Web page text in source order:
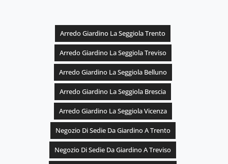
Arredo Giardino La Seggiola Trento
Arredo Giardino La Seggiola Treviso
Arredo Giardino La Seggiola Belluno
Arredo Giardino La Seggiola Brescia
Arredo Giardino La Seggiola Vicenza
Negozio Di Sedie Da Giardino A Trento
Negozio Di Sedie Da Giardino A Treviso